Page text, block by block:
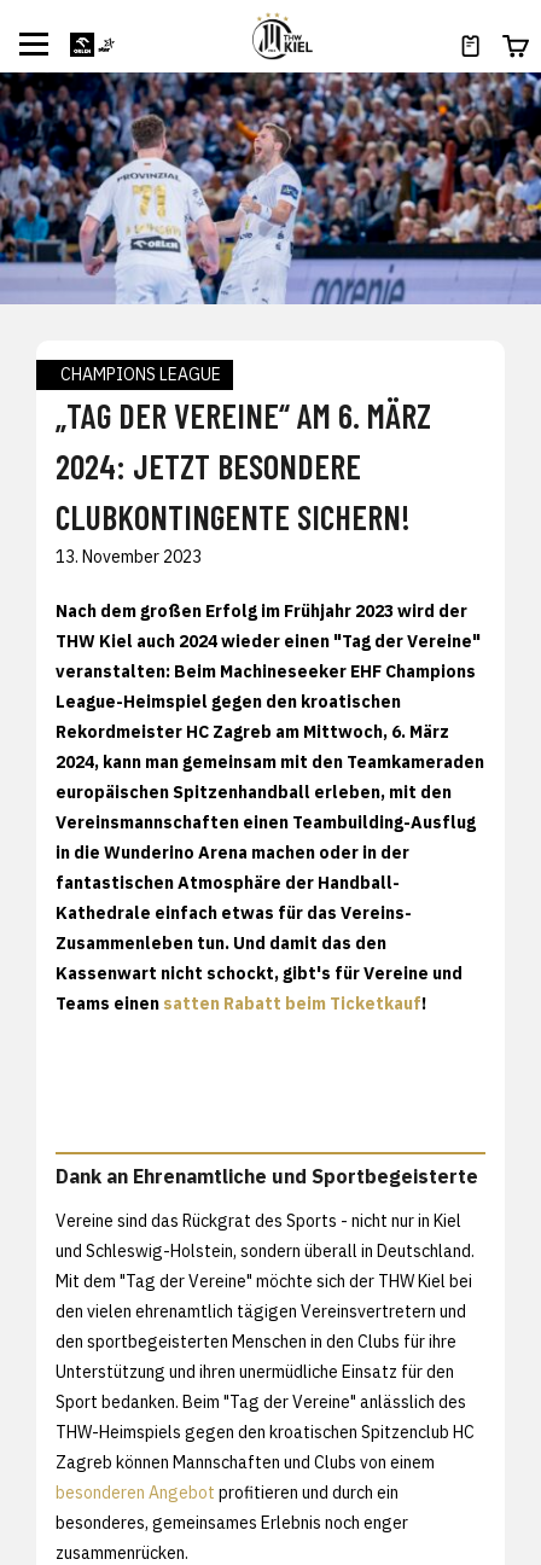
CHAMPIONS LEAGUE
„TAG DER VEREINE“ AM 6. MÄRZ
2024: JETZT BESONDERE
CLUBKONTINGENTE SICHERN!
13. November 2023
Nach dem großen Erfolg im Frühjahr 2023 wird der
THW Kiel auch 2024 wieder einen "Tag der Vereine"
veranstalten: Beim Machineseeker EHF Champions
League-Heimspiel gegen den kroatischen
Rekordmeister HC Zagreb am Mittwoch, 6. März
2024, kann man gemeinsam mit den Teamkameraden
europäischen Spitzenhandball erleben, mit den
Vereinsmannschaften einen Teambuilding-Ausflug
in die Wunderino Arena machen oder in der
fantastischen Atmosphäre der Handball-
Kathedrale einfach etwas für das Vereins-
Zusammenleben tun. Und damit das den
Kassenwart nicht schockt, gibt's für Vereine und
Teams einen satten Rabatt beim Ticketkauf!
Dank an Ehrenamtliche und Sportbegeisterte
Vereine sind das Rückgrat des Sports - nicht nur in Kiel
und Schleswig-Holstein, sondern überall in Deutschland.
Mit dem "Tag der Vereine" möchte sich der THW Kiel bei
den vielen ehrenamtlich tägigen Vereinsvertretern und
den sportbegeisterten Menschen in den Clubs für ihre
Unterstützung und ihren unermüdliche Einsatz für den
Sport bedanken. Beim "Tag der Vereine" anlässlich des
THW-Heimspiels gegen den kroatischen Spitzenclub HC
Zagreb können Mannschaften und Clubs von einem
besonderen Angebot profitieren und durch ein
besonderes, gemeinsames Erlebnis noch enger
zusammenrücken.